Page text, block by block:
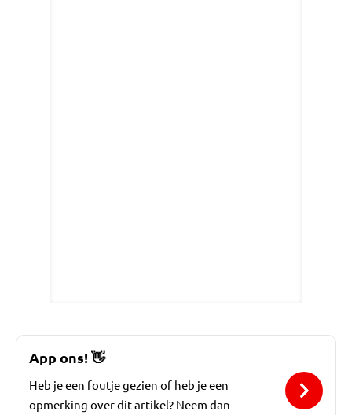
App ons! 👋
Heb je een foutje gezien of heb je een
opmerking over dit artikel? Neem dan